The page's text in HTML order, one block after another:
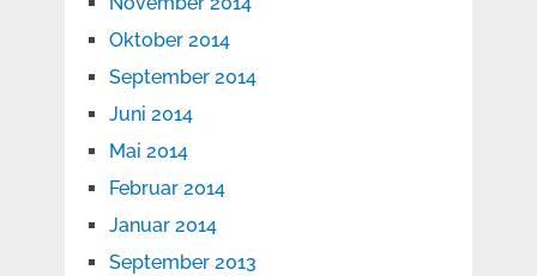
Oktober 2014
September 2014
Juni 2014
Mai 2014
Februar 2014
Januar 2014
September 2013